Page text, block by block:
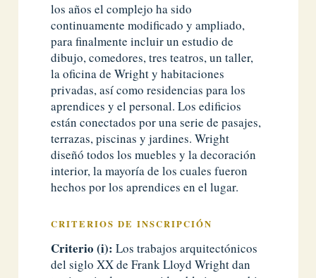
los años el complejo ha sido
continuamente modificado y ampliado,
para finalmente incluir un estudio de
dibujo, comedores, tres teatros, un taller,
la oficina de Wright y habitaciones
privadas, así como residencias para los
aprendices y el personal. Los edificios
están conectados por una serie de pasajes,
terrazas, piscinas y jardines. Wright
diseñó todos los muebles y la decoración
interior, la mayoría de los cuales fueron
hechos por los aprendices en el lugar.
CRITERIOS DE INSCRIPCIÓN
Criterio (i):Los trabajos arquitectónicos
del siglo XX de Frank Lloyd Wright dan